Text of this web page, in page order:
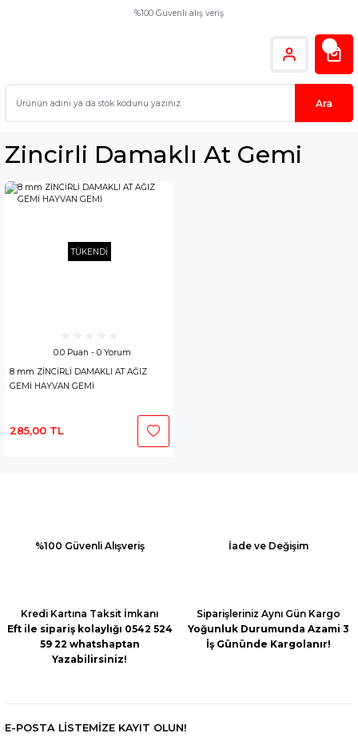
%100 Güvenli alış veriş
Ara
Zincirli Damaklı At Gemi
TÜKENDİ
0.0 Puan - 0 Yorum
8 mm ZİNCİRLİ DAMAKLI AT AĞIZ
GEMİ HAYVAN GEMİ
285,00 TL
%100 Güvenli Alışveriş İade ve Değişim
Kredi Kartına Taksit İmkanı
Eft ile sipariş kolaylığı 0542 524
59 22 whatshaptan
Yazabilirsiniz!
Siparişleriniz Aynı Gün Kargo
Yoğunluk Durumunda Azami 3
İş Gününde Kargolanır!
E-POSTA LİSTEMİZE KAYIT OLUN!